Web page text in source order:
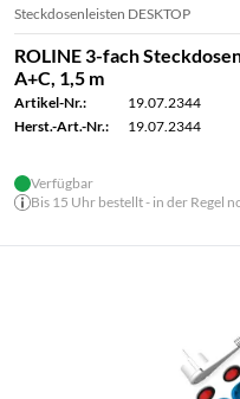
Steckdosenleisten DESKTOP
ROLINE 3-fach
A+C, 1,5 m
Artikel-Nr.:
19.07.2344
Herst.-Art.-Nr.:
19.07.2344
Verfügbar
Bis 15 Uhr bestellt - in der Regel